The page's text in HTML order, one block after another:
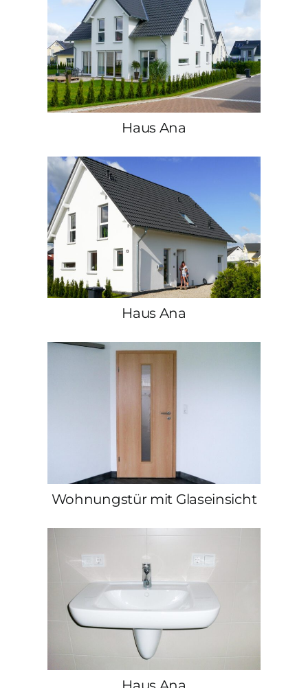
Haus Ana
Haus Ana
Wohnungstür mit Glaseinsicht